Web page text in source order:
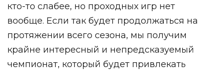
кто-то слабее, но проходных игр нет
вообще. Если так будет продолжаться на
протяжении всего сезона, мы получим
крайне интересный и непредсказуемый
чемпионат, который будет привлекать